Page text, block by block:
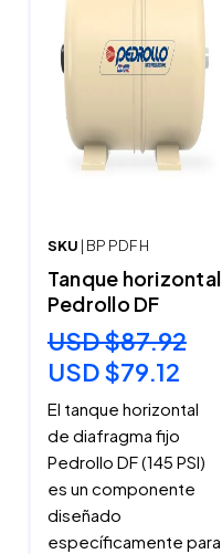
SKU | BP PDF H
Tanque horizontal
Pedrollo DF
USD $87.92
USD $79.12
El tanque horizontal
de diafragma fijo
Pedrollo DF (145 PSI)
es un componente
diseñado
específicamente para